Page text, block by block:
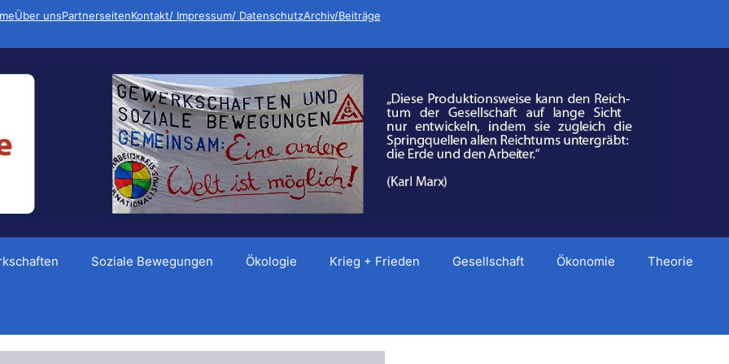
Über unsPartnerseitenKontakt/ Impressum/ DatenschutzArchiv/Beiträge
Soziale Bewegungen Ökologie Krieg + Frieden Gesellschaft Ökonomie Theorie